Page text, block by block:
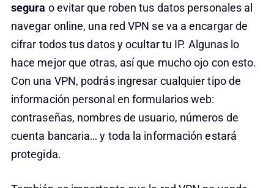
segura o evitar que roben tus datos personales al
navegar online, una red VPN se va a encargar de
cifrar todos tus datos y ocultar tu IP. Algunas lo
hace mejor que otras, así que mucho ojo con esto.
Con una VPN, podrás ingresar cualquier tipo de
información personal en formularios web:
contraseñas, nombres de usuario, números de
cuenta bancaria… y toda la información estará
protegida.